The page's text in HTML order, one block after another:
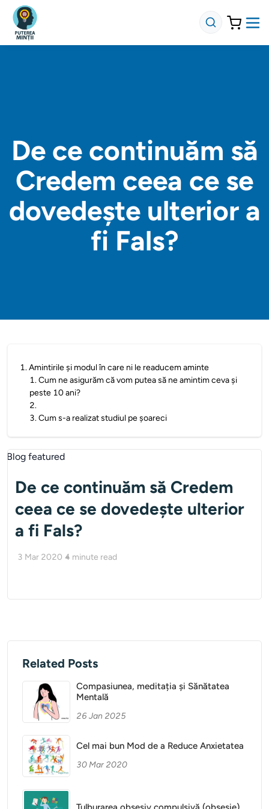
De ce continuăm să
Credem ceea ce se
dovedește ulterior a
fi Fals?
1.Amintirile și modul în care ni le readucem aminte
1.Cum ne asigurăm că vom putea să ne amintim ceva și
peste 10 ani?
2.
3.Cum s-a realizat studiul pe șoareci
De ce continuăm să Credem
ceea ce se dovedește ulterior
a fi Fals?
3 Mar 2020 4 minute read
Related Posts
Compasiunea, meditația și Sănătatea
Mentală
26 Jan 2025
Cel mai bun Mod de a Reduce Anxietatea
30 Mar 2020